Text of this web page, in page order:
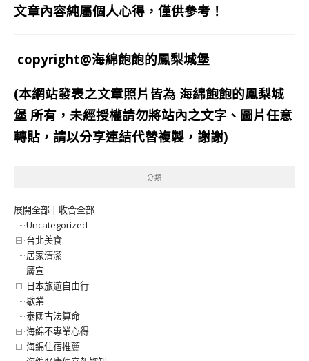
文章內容純屬個人心得，僅供參考！
copyright@海綿飽飽的鳳梨城堡
(本網站發表之文章照片皆為 海綿飽飽的鳳梨城
堡 所有，未經授權請勿將站內之文字、圖片任意
轉貼，請以分享連結代替複製，謝謝)
分類
展開全部 | 收合全部
Uncategorized
台北美食
居家清潔
廣宣
日本旅遊自由行
歇業
泰國古法算命
海綿不專業心得
海綿住宿推薦